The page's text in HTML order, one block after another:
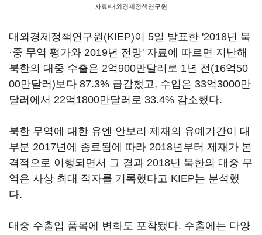
자료/대외경제정책연구원
대외경제정책연구원(KIEP)이 5일 발표한 '2018년 북
·중 무역 평가와 2019년 전망' 자료에 따르면 지난해
북한의 대중 수출은 2억900만달러로 1년 전(16억50
00만달러)보다 87.3% 급감했고, 수입은 33억3000만
달러에서 22억1800만달러로 33.4% 감소했다.
북한 무역에 대한 유엔 안보리 제재의 유예기간이 대
부분 2017년에 종료됨에 따라 2018년부터 제재가 본
격적으로 이행되면서 그 결과 2018년 북한의 대중 무
역은 사상 최대 적자를 기록했다고 KIEP는 분석했
다.
대중 수출입 품목에 변화도 포착됐다. 수출에는 다양